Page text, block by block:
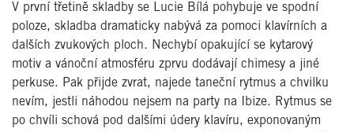
V první třetině skladby se Lucie Bílá pohybuje ve spodní
poloze, skladba dramaticky nabývá za pomoci klavírních a
dalších zvukových ploch. Nechybí opakující se kytarový
motiv a vánoční atmosféru zprvu dodávají chimesy a jiné
perkuse. Pak přijde zvrat, najede taneční rytmus a chvilku
nevím, jestli náhodou nejsem na party na Ibize. Rytmus se
po chvíli schová pod dalšími údery klavíru, exponovaným